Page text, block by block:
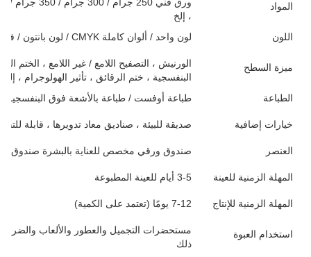
المواد
، إلخ
اللون
لون واحد / ألوان كاملة CMYK / لون بانتون / فارغ
ميزة السطح
الورنيش ، التصفيح اللامع / غير اللامع ،
البنفسجية ، ختم الرقائق ، تأثير الهولوجرام ، إلخ
الطباعة
طباعة أوفست / طباعة بالأشعة فوق البنفسجية /
خيارات إضافية صديقة للبيئة ، صناديق معاد تدويرها ، قابلة
العنصر صندوق ورقي مخصص للعناية بالبشرة صندوق
المهلة الزمنية للعينة 3-5 أيام للعينة المطبوعة
المهلة الزمنية للإنتاج 7-12 يومًا (تعتمد على الكمية)
استخدام العبوة
مستحضرات التجميل والعطور والألعاب
ذلك